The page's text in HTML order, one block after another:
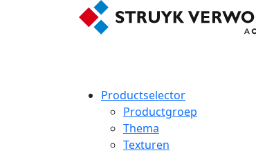
Productselector
Productgroep
Thema
Texturen